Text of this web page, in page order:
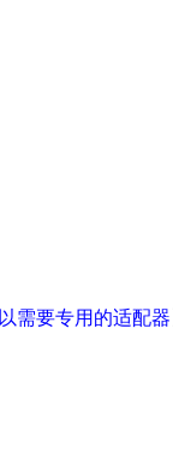
需要专用的适配器